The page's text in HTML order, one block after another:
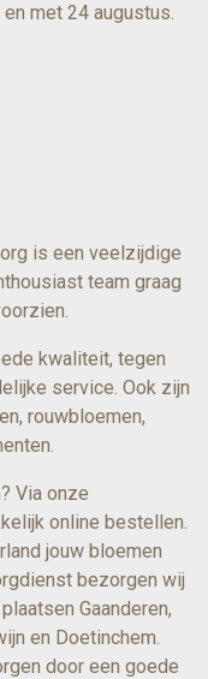
met 24 augustus.
is een veelzijdige
team graag
kwaliteit, tegen
service. Ook zijn
rouwbloemen,
Via onze
online bestellen.
jouw bloemen
bezorgen wij
Gaanderen,
en Doetinchem.
door een goede